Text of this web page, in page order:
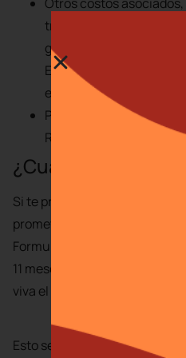
traducción, fotocopias,
gastos de viajes a la
EE.UU. para una
el país.
Presentar
Formulario I-
Residencia
¿Cuánto tiempo
Si te preguntas cuánto
prometido, debes saber que
Formulario I-129F, puede
11 meses obtener la visa K-1.
viva el
, el tiempo
Esto se debe a que el tiempo